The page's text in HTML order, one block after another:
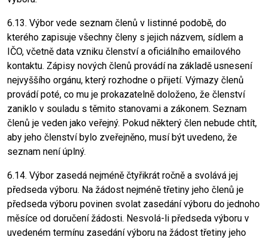
6.13. Výbor vede seznam členů v listinné podobě, do
kterého zapisuje všechny členy s jejich názvem, sídlem a
IČO, včetně data vzniku členství a oficiálního emailového
kontaktu. Zápisy nových členů provádí na základě usnesení
nejvyššího orgánu, který rozhodne o přijetí. Výmazy členů
provádí poté, co mu je prokazatelně doloženo, že členství
zaniklo v souladu s těmito stanovami a zákonem. Seznam
členů je veden jako veřejný. Pokud některý člen nebude chtít,
aby jeho členství bylo zveřejněno, musí být uvedeno, že
seznam není úplný.
6.14. Výbor zasedá nejméně čtyřikrát ročně a svolává jej
předseda výboru. Na žádost nejméně třetiny jeho členů je
předseda výboru povinen svolat zasedání výboru do jednoho
měsíce od doručení žádosti. Nesvolá-li předseda výboru v
uvedeném termínu zasedání výboru na žádost třetiny jeho